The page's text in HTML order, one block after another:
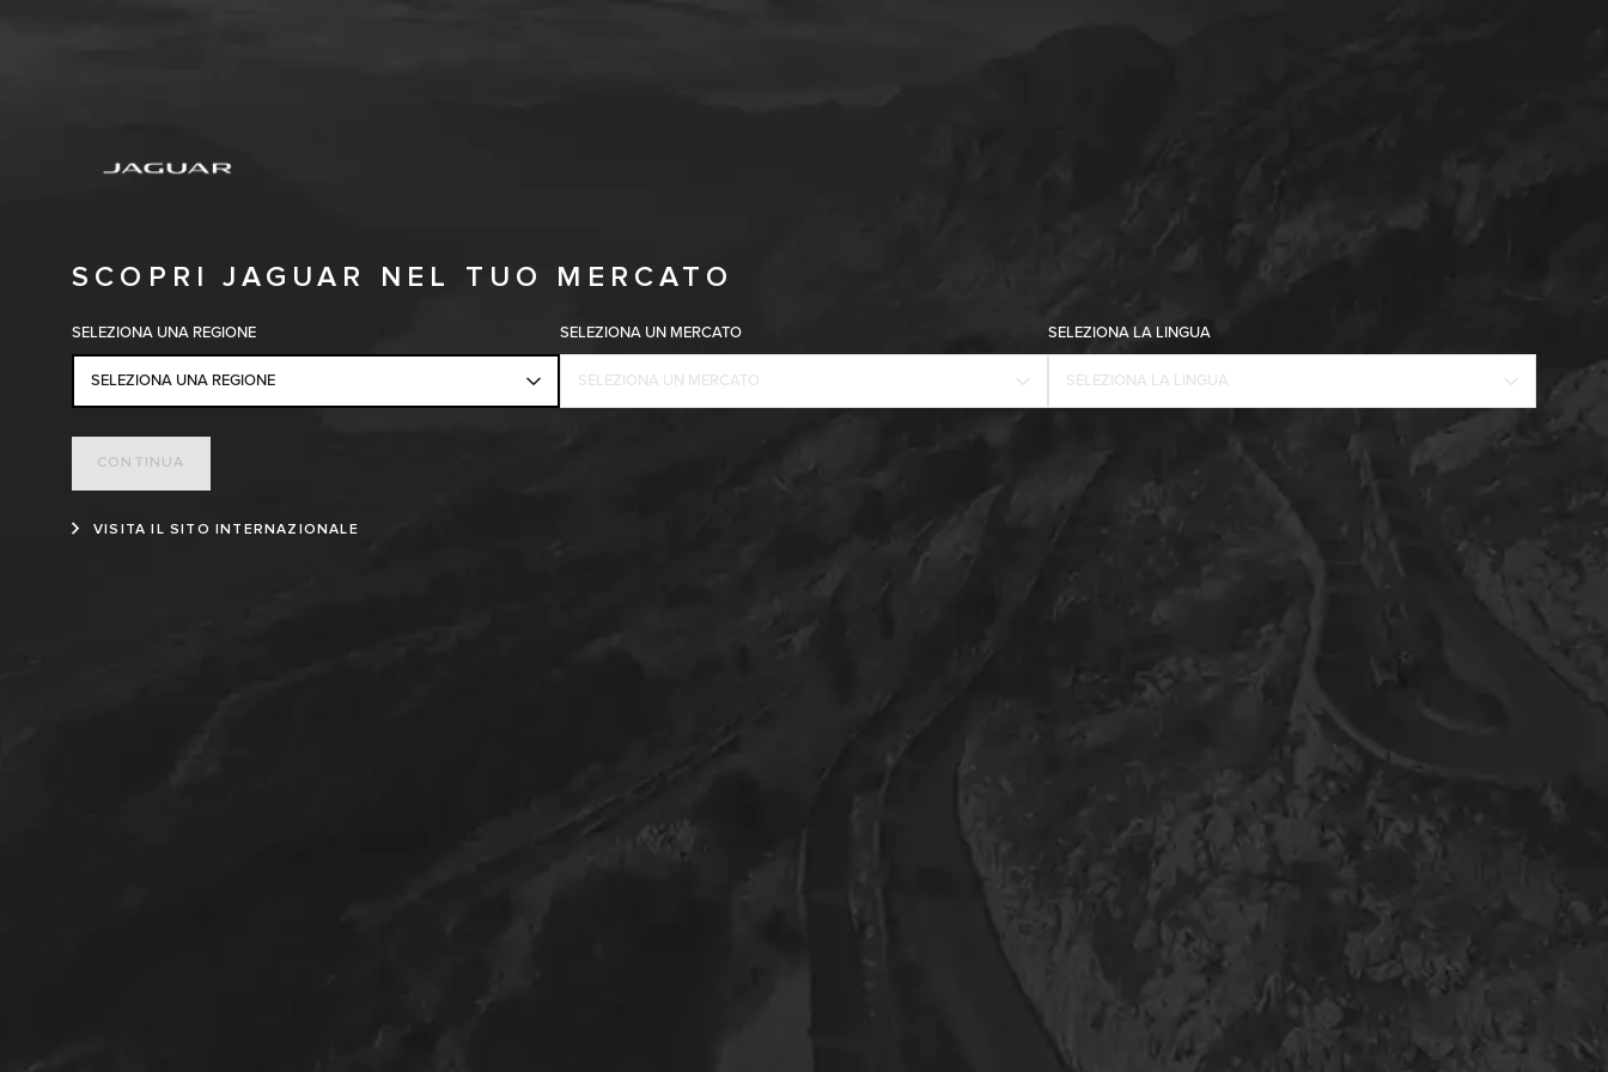
SCOPRI JAGUAR NEL TUO MERCATO
SELEZIONA UNA REGIONE
SELEZIONA UNA REGIONE
SELEZIONA UN MERCATO
SELEZIONA UN MERCATO
SELEZIONA LA LINGUA
SELEZIONA LA LINGUA
CONTINUA
VISITA IL SITO INTERNAZIONALE